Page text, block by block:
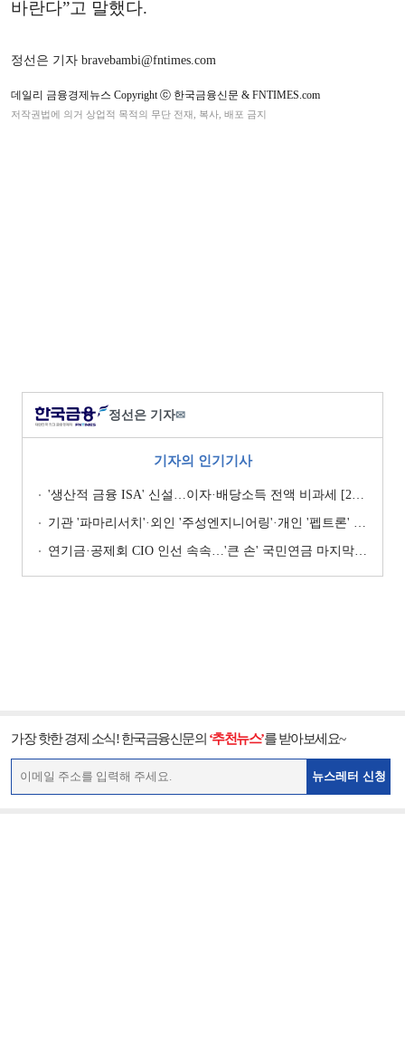
바란다”고 말했다.
정선은 기자 bravebambi@fntimes.com
데일리 금융경제뉴스 Copyright ⓒ 한국금융신문 & FNTIMES.com
저작권법에 의거 상업적 목적의 무단 전재, 복사, 배포 금지
정선은 기자✉
기자의 인기기사
'생산적 금융 ISA' 신설…이자·배당소득 전액 비과세 [2026 세제개편안]
기관 '파마리서치'·외인 '주성엔지니어링'·개인 '펩트론' 1위 [주간 코스닥 순매수- 2026년 7월27일~7월31일]
연기금·공제회 CIO 인선 속속…'큰 손' 국민연금 마지막 타자
가장 핫한 경제 소식! 한국금융신문의 ‘추천뉴스’를 받아보세요~
뉴스레터 신청